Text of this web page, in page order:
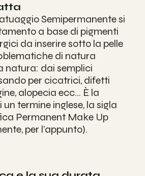
Semipermanente si
a base di pigmenti
da inserire sotto la pelle
di natura
natura: dai semplici
per cicatrici, difetti
alopecia ecc… È la
termine inglese, la sigla
Permanent Make Up
per l’appunto).